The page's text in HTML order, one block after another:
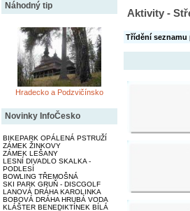
Náhodný tip
Hradecko a Podzvičínsko
Novinky InfoČesko
BIKEPARK OPÁLENÁ PSTRUŽÍ
ZÁMEK ŽINKOVY
ZÁMEK LEŠANY
LESNÍ DIVADLO SKALKA -
PODLESÍ
BOWLING TŘEMOŠNÁ
SKI PARK GRUŇ - DISCGOLF
LANOVÁ DRÁHA KAROLINKA
BOBOVÁ DRÁHA HRUBÁ VODA
KLÁŠTER BENEDIKTÍNEK BÍLÁ
Aktivity -
Třídění seznamu